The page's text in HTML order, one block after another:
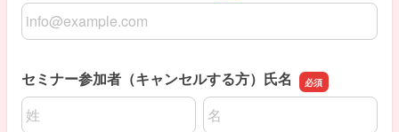
ご連絡担当者メールアドレス
セミナー参加者（キャンセルする方）氏名
名前の姓
名前の名